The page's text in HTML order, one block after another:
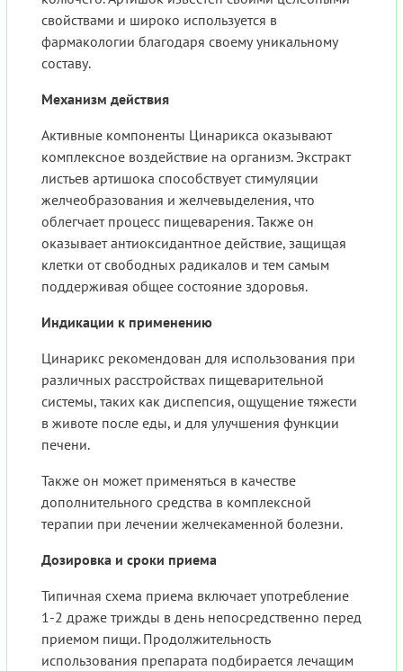
свойствами и широко используется в
фармакологии благодаря своему уникальному
составу.
Механизм действия
Активные компоненты Цинарикса оказывают
комплексное воздействие на организм. Экстракт
листьев артишока способствует стимуляции
желчеобразования и желчевыделения, что
облегчает процесс пищеварения. Также он
оказывает антиоксидантное действие, защищая
клетки от свободных радикалов и тем самым
поддерживая общее состояние здоровья.
Индикации к применению
Цинарикс рекомендован для использования при
различных расстройствах пищеварительной
системы, таких как диспепсия, ощущение тяжести
в животе после еды, и для улучшения функции
печени.
Также он может применяться в качестве
дополнительного средства в комплексной
терапии при лечении желчекаменной болезни.
Дозировка и сроки приема
Типичная схема приема включает употребление
1-2 драже трижды в день непосредственно перед
приемом пищи. Продолжительность
использования препарата подбирается лечащим